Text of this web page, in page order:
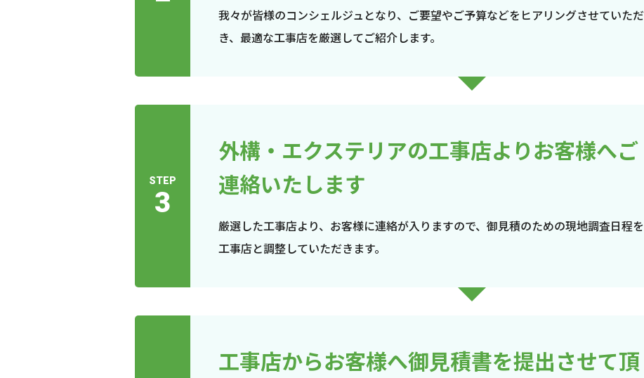
我々が皆様のコンシェルジュとなり、ご要望やご予算などをヒアリングさせていただ
き、最適な工事店を厳選してご紹介します。
STEP
3
外構・エクステリアの工事店よりお客様へご
連絡いたします
厳選した工事店より、お客様に連絡が入りますので、御見積のための現地調査日程を
工事店と調整していただきます。
工事店からお客様へ御見積書を提出させて頂